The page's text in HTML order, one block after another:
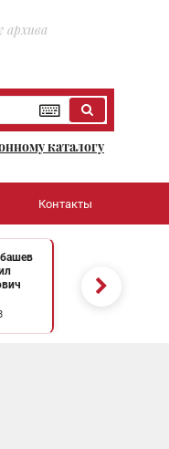
архива
каталогу
Контакты